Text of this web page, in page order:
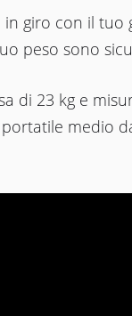
in giro con il tuo
peso sono
di 23 kg e
medio